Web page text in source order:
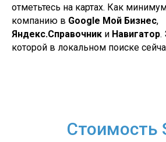
отметьтесь на картах. Как
компанию в Google Мой Бизнес,
Яндекс.Справочник и Навигатор.
которой в локальном поиске
Стоимость